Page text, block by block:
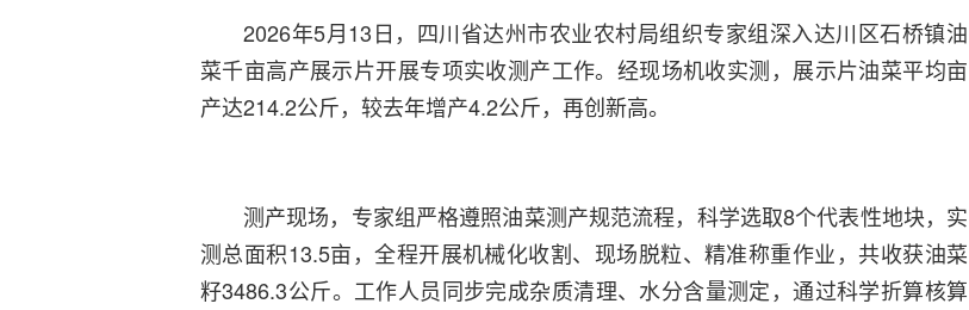
2026年5月13日，四川省达州市农业农村局组织专家组深入达川区石桥镇油
菜千亩高产展示片开展专项实收测产工作。经现场机收实测，展示片油菜平均亩
产达214.2公斤，较去年增产4.2公斤，再创新高。
测产现场，专家组严格遵照油菜测产规范流程，科学选取8个代表性地块，实
测总面积13.5亩，全程开展机械化收割、现场脱粒、精准称重作业，共收获油菜
籽3486.3公斤。工作人员同步完成杂质清理、水分含量测定，通过科学折算核算